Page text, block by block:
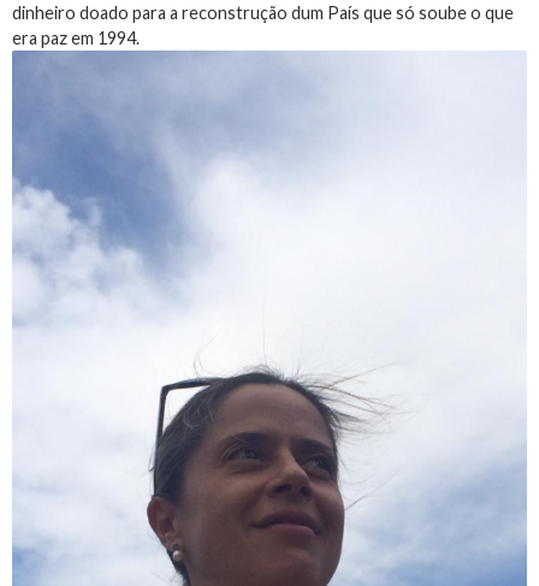
dinheiro doado para a reconstrução dum País que só soube o que
era paz em 1994.